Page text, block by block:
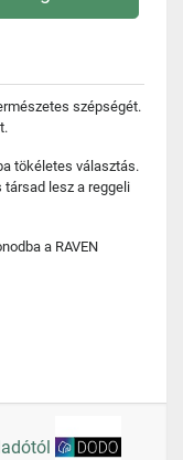
szépségét.
tökéletes választás.
lesz a reggeli
a RAVEN